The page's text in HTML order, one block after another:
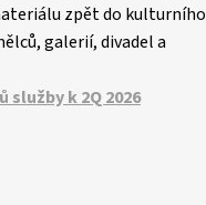
zpět do kulturního
galerií, divadel a
k 2Q 2026